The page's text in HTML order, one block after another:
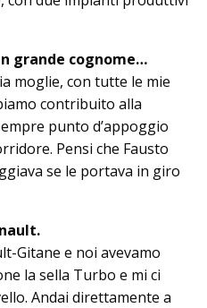
grande cognome…
moglie, con tutte le mie
contribuito alla
punto d’appoggio
Pensi che Fausto
se le portava in giro
Gitane e noi avevamo
la sella Turbo e mi ci
Andai direttamente a